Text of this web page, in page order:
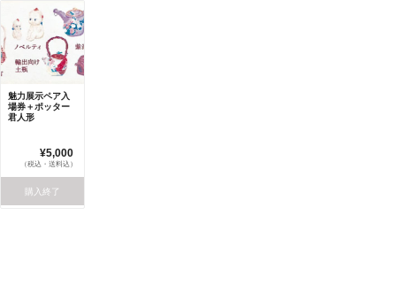
魅力展示ペア入
場券＋ポッター
君人形
¥5,000
（税込・送料込）
購入終了